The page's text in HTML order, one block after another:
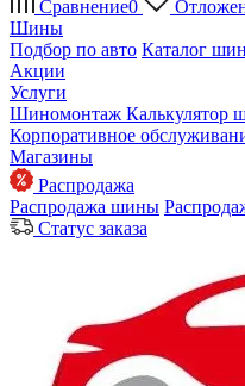
Сравнение0
Шины
Подбор по авто Каталог шин
Акции
Услуги
Шиномонтаж Калькулятор
Корпоративное
Магазины
Распродажа
Распродажа шины
Статус заказа